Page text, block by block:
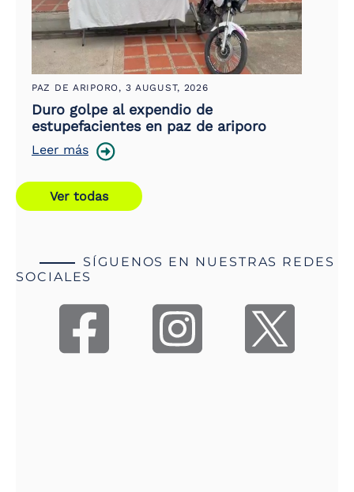
PAZ DE ARIPORO, 3 AUGUST, 2026
Duro golpe al expendio de
estupefacientes en paz de ariporo
Leer más
Ver todas
SÍGUENOS EN NUESTRAS REDES
SOCIALES